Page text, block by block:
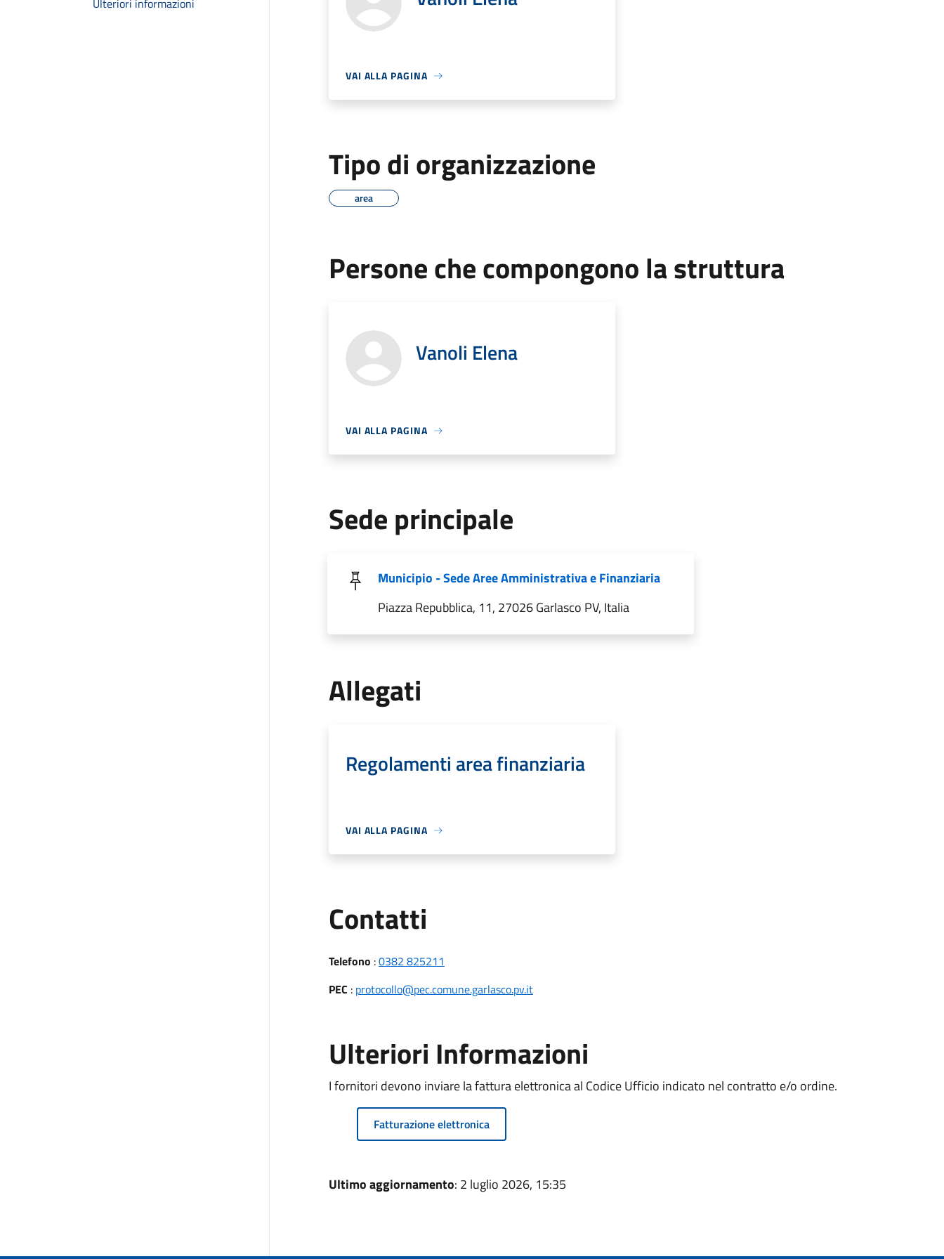
Ulteriori informazioni
VAI ALLA PAGINA
Tipo di organizzazione
area
Persone che compongono la struttura
Vanoli Elena
VAI ALLA PAGINA
Sede principale
Municipio - Sede Aree Amministrativa e Finanziaria
Piazza Repubblica, 11, 27026 Garlasco PV, Italia
Allegati
Regolamenti area finanziaria
VAI ALLA PAGINA
Contatti
Telefono :0382 825211
PEC : protocollo@pec.comune.garlasco.pv.it
Ulteriori Informazioni
I fornitori devono inviare la fattura elettronica al Codice Ufficio indicato nel contratto e/o ordine.
Fatturazione elettronica
Ultimo aggiornamento: 2 luglio 2026, 15:35